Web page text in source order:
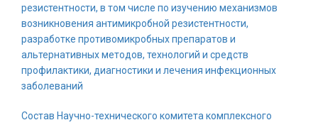
резистентности, в том числе по изучению механизмов
возникновения антимикробной резистентности,
разработке противомикробных препаратов и
альтернативных методов, технологий и средств
профилактики, диагностики и лечения инфекционных
заболеваний
Состав Научно-технического комитета комплексного